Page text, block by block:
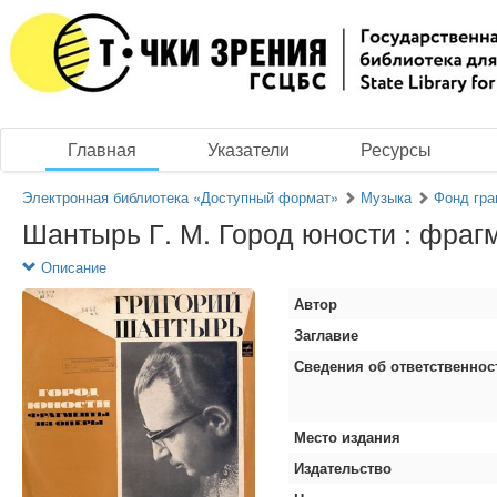
Главная Указатели Ресурсы
Электронная библиотека «Доступный формат» Музыка Фонд
Шантырь Г. М. Город юности :
Описание
Автор
Заглавие
Сведения об
Место издания
Издательство